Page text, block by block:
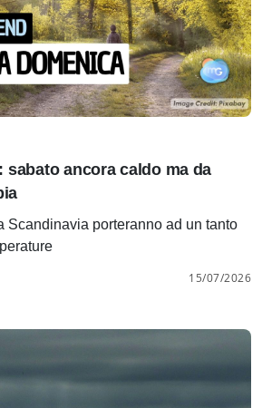
sabato ancora caldo ma da
Scandinavia porteranno ad un tanto
15/07/2026